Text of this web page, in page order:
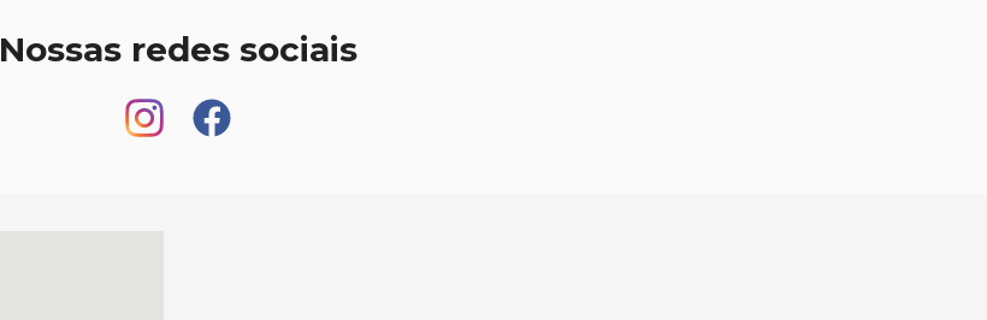
Nossas redes sociais